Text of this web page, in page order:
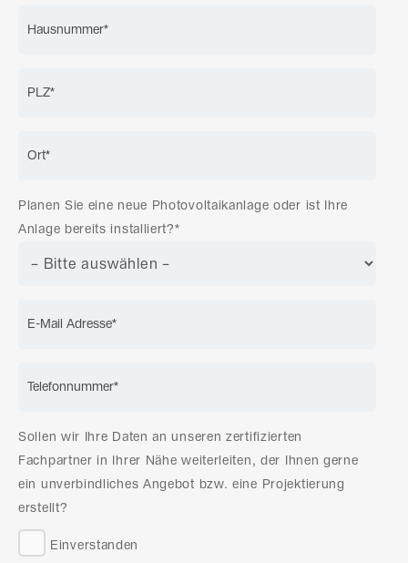
Planen Sie eine neue Photovoltaikanlage oder ist Ihre
Anlage bereits installiert?*
Sollen wir Ihre Daten an unseren zertifizierten
Fachpartner in Ihrer Nähe weiterleiten, der Ihnen gerne
ein unverbindliches Angebot bzw. eine Projektierung
erstellt?
Einverstanden